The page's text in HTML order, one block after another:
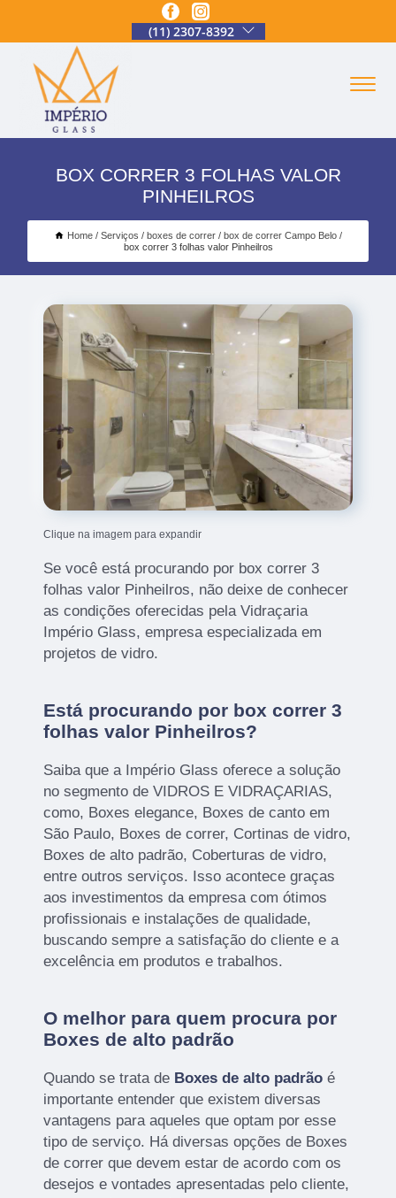
(11) 2307-8392
BOX CORRER 3 FOLHAS VALOR
PINHEILROS
Home Serviços boxes de correr
box de correr Campo Belo
box correr 3 folhas valor Pinheilros
Clique na imagem para expandir
Se você está procurando por box correr 3
folhas valor Pinheilros, não deixe de conhecer
as condições oferecidas pela Vidraçaria
Império Glass, empresa especializada em
projetos de vidro.
Está procurando por box correr 3
folhas valor Pinheilros?
Saiba que a Império Glass oferece a solução
no segmento de VIDROS E VIDRAÇARIAS,
como, Boxes elegance, Boxes de canto em
São Paulo, Boxes de correr, Cortinas de vidro,
Boxes de alto padrão, Coberturas de vidro,
entre outros serviços. Isso acontece graças
aos investimentos da empresa com ótimos
profissionais e instalações de qualidade,
buscando sempre a satisfação do cliente e a
excelência em produtos e trabalhos.
O melhor para quem procura por
Boxes de alto padrão
Quando se trata de Boxes de alto padrão é
importante entender que existem diversas
vantagens para aqueles que optam por esse
tipo de serviço. Há diversas opções de Boxes
de correr que devem estar de acordo com os
desejos e vontades apresentadas pelo cliente,